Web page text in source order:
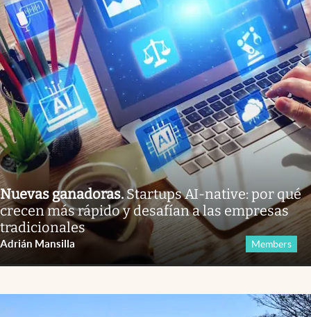
Nuevas ganadoras.Startups AI-native: por qué
crecen más rápido y desafían a las empresas
tradicionales
Adrián Mansilla Members